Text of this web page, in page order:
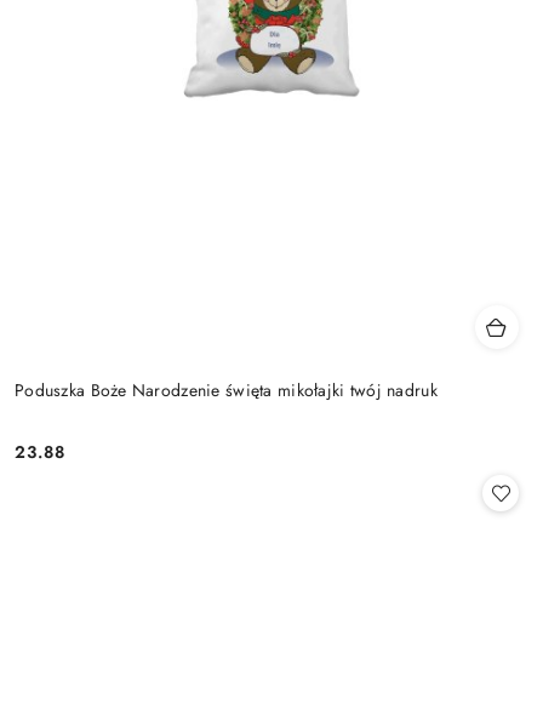
Poduszka Boże Narodzenie święta mikołajki twój nadruk
Cena:
23.88